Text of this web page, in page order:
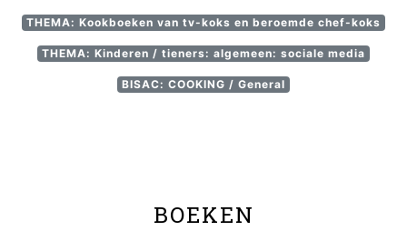
THEMA: Kookboeken van tv-koks en beroemde chef-koks
THEMA: Kinderen / tieners: algemeen: sociale media
BISAC: COOKING / General
BOEKEN